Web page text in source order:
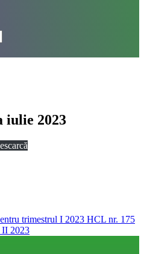
iulie 2023
trimestrul I 2023 HCL nr. 175
II 2023